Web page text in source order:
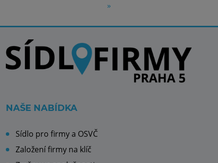
»
NAŠE NABÍDKA
Sídlo pro firmy a OSVČ
Založení firmy na klíč